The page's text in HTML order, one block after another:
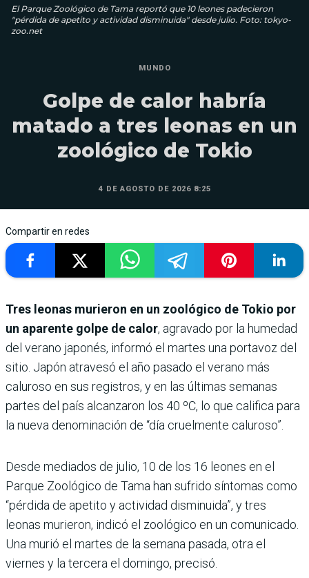
El Parque Zoológico de Tama reportó que 10 leones padecieron
"pérdida de apetito y actividad disminuida" desde julio. Foto: tokyo-
zoo.net
MUNDO
Golpe de calor habría
matado a tres leonas en un
zoológico de Tokio
4 DE AGOSTO DE 2026 8:25
Compartir en redes
Tres leonas murieron en un zoológico de Tokio por
un aparente golpe de calor, agravado por la humedad
del verano japonés, informó el martes una portavoz del
sitio. Japón atravesó el año pasado el verano más
caluroso en sus registros, y en las últimas semanas
partes del país alcanzaron los 40 ºC, lo que califica para
la nueva denominación de “día cruelmente caluroso”.
Desde mediados de julio, 10 de los 16 leones en el
Parque Zoológico de Tama han sufrido síntomas como
“pérdida de apetito y actividad disminuida”, y tres
leonas murieron, indicó el zoológico en un comunicado.
Una murió el martes de la semana pasada, otra el
viernes y la tercera el domingo, precisó.